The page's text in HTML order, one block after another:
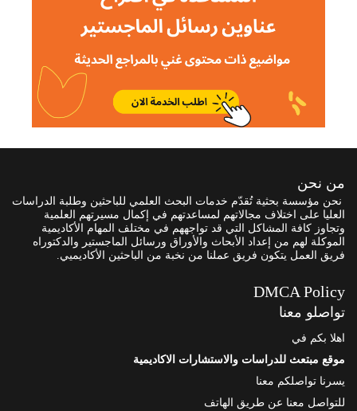
من نحن
نحن مؤسسة بحثية تُقدّم خدمات البحث العلمي للباحثين وطلبة الدراسات
العليا على اختلاف مجالاتهم لمساعدتهم في إكمال مسيرتهم العلمية
وتجاوز كافة المشاكل التي قد تواجههم في مختلف المهام الأكاديمية
الموكلة لهم من إعداد الأبحاث والأوراق ورسائل الماجستير والدكتوراه
فريق العمل يتكون فريق عملنا من نخبة من الباحثين الأكاديميي.
DMCA Policy
تواصلو معنا
اهلا بكم في
موقع مبتعث للدراسات والاستشارات الاكاديمية
يسرنا تواصلكم معنا
للتواصل معنا عن طريق الهاتف